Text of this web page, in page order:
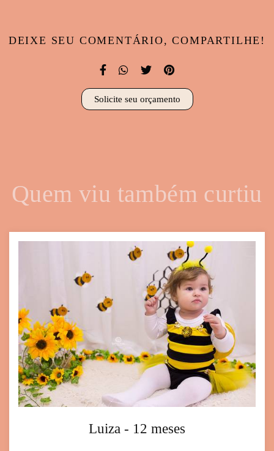
DEIXE SEU COMENTÁRIO, COMPARTILHE!
Solicite seu orçamento
Quem viu também curtiu
Luiza - 12 meses